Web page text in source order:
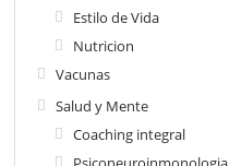
Estilo de Vida
Nutricion
Vacunas
Salud y Mente
Coaching integral